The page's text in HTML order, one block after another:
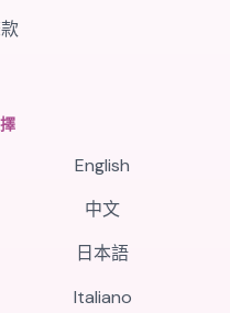
English
中文
日本語
Italiano